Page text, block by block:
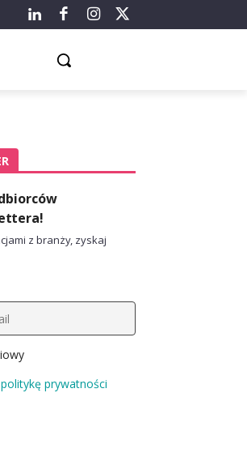
z branży, zyskaj
politykę prywatności